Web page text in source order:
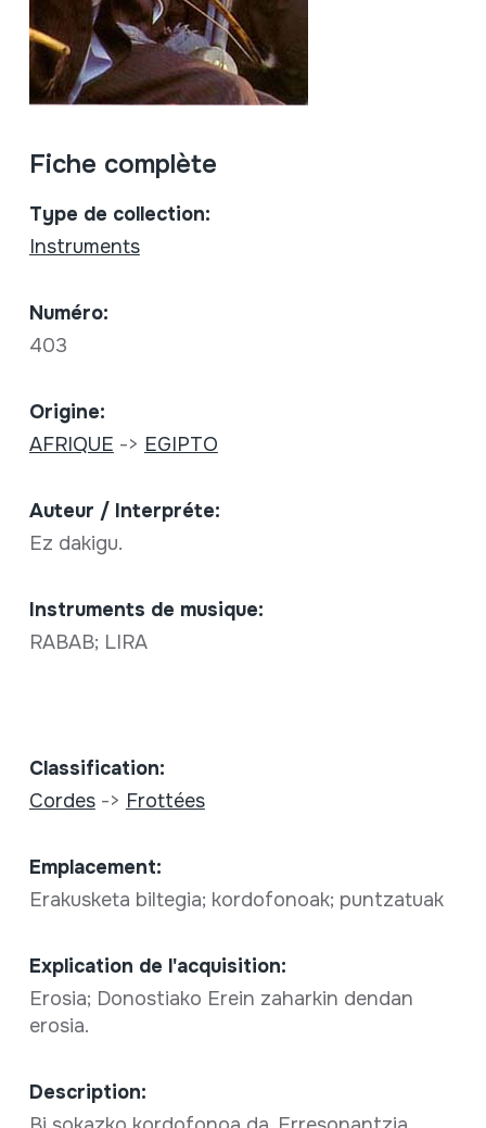
Fiche complète
Type de collection:
Instruments
Numéro:
403
Origine:
AFRIQUE -> EGIPTO
Auteur / Interpréte:
Ez dakigu.
Instruments de musique:
RABAB; LIRA
Classification:
Cordes-> Frottées
Emplacement:
Erakusketa biltegia; kordofonoak; puntzatuak
Explication de l'acquisition:
Erosia; Donostiako Erein zaharkin dendan
erosia.
Description: